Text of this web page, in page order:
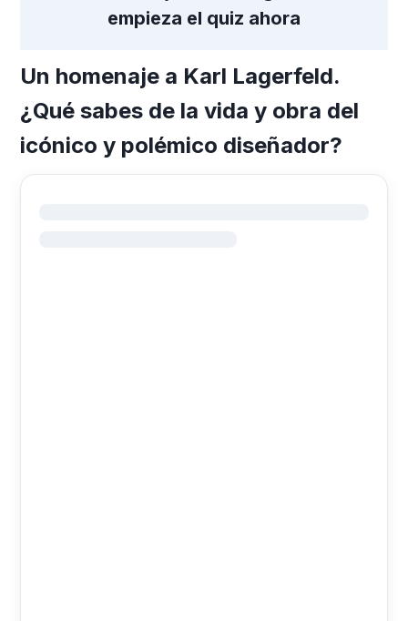
empieza el quiz ahora
Un homenaje a Karl Lagerfeld.
¿Qué sabes de la vida y obra del
icónico y polémico diseñador?